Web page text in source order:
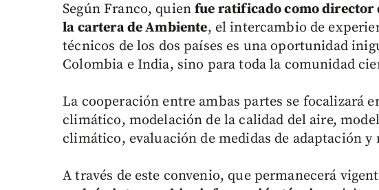
Según Franco, quienfue ratificado como director
la cartera de Ambiente, el intercambio de
técnicos de los dos países es una oportunidad
Colombia e India, sino para toda la comunidad
La cooperación entre ambas partes se focalizará
climático, modelación de la calidad del aire,
climático, evaluación de medidas de adaptación y
A través de este convenio, que permanecerá